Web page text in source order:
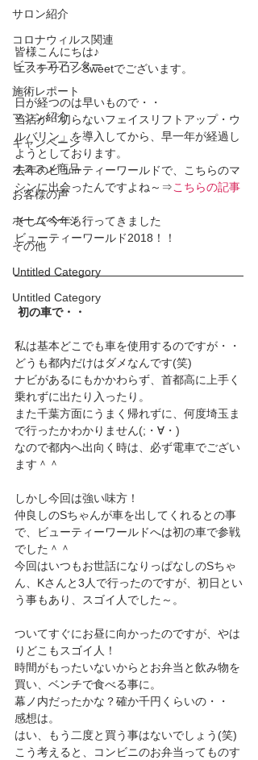
サロン紹介
コロナウィルス関連
ビフォアアフター
施術レポート
マシン紹介
キャンペーン
オススメ商品
お客様の声
ホームページ
その他
Untitled Category
Untitled Category
皆様こんにちは♪
エステサロンSweetでございます。
日が経つのは早いもので・・
当店が「切らないフェイスリフトアップ・ウ
ルバリン」を導入してから、早一年が経過し
ようとしております。
去年のビューティーワールドで、こちらのマ
シンに出会ったんですよね～⇒こちらの記事
そして今年も行ってきました
ビューティーワールド2018！！
初の車で・・
私は基本どこでも車を使用するのですが・・
どうも都内だけはダメなんです(笑)
ナビがあるにもかかわらず、首都高に上手く
乗れずに出たり入ったり。
また千葉方面にうまく帰れずに、何度埼玉ま
で行ったかわかりません(;・∀・)
なので都内へ出向く時は、必ず電車でござい
ます＾＾
しかし今回は強い味方！
仲良しのSちゃんが車を出してくれるとの事
で、ビューティーワールドへは初の車で参戦
でした＾＾
今回はいつもお世話になりっぱなしのSちゃ
ん、Kさんと3人で行ったのですが、初日とい
う事もあり、スゴイ人でした～。
ついてすぐにお昼に向かったのですが、やは
りどこもスゴイ人！
時間がもったいないからとお弁当と飲み物を
買い、ベンチで食べる事に。
幕ノ内だったかな？確か千円くらいの・・
感想は。
はい、もう二度と買う事はないでしょう(笑)
こう考えると、コンビニのお弁当ってものす